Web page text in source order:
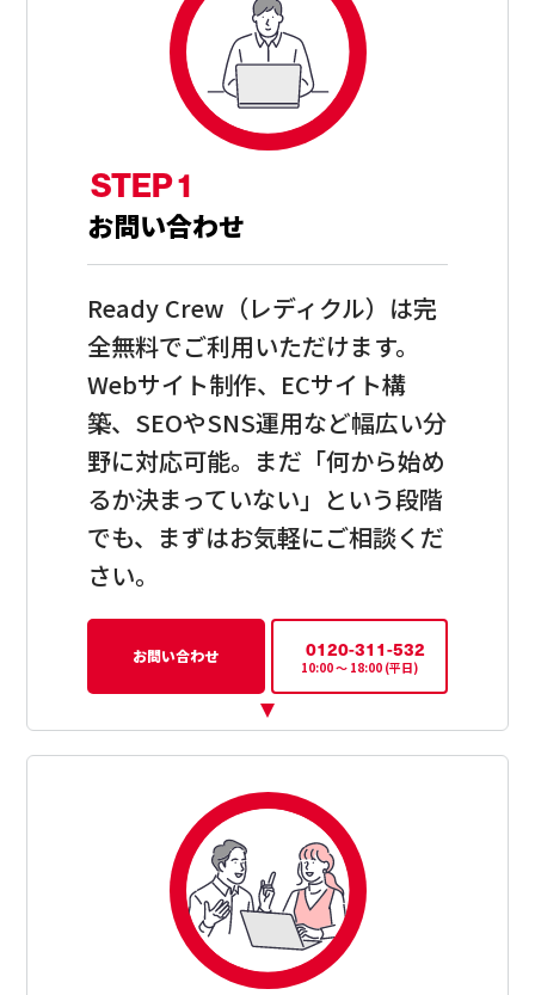
STEP 1
お問い合わせ
Ready Crew（レディクル）は完
全無料でご利用いただけます。
Webサイト制作、ECサイト構
築、SEOやSNS運用など幅広い分
野に対応可能。まだ「何から始め
るか決まっていない」という段階
でも、まずはお気軽にご相談くだ
さい。
お問い合わせ 0120-311-532
10:00 〜 18:00 (平日)